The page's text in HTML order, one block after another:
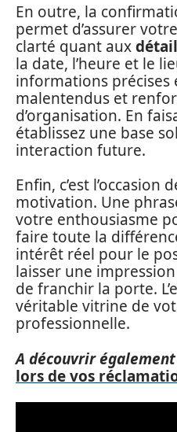
En outre, la
permet d’assurer
clarté quant aux
la date, l’heure et le
informations précises
malentendus et
d’organisation. En
établissez une base
interaction future.
Enfin, c’est
motivation. Une
votre enthousiasme
faire toute la
intérêt réel pour le
laisser une
de franchir la porte.
véritable vitrine de
professionnelle.
A découvrir
lors de vos